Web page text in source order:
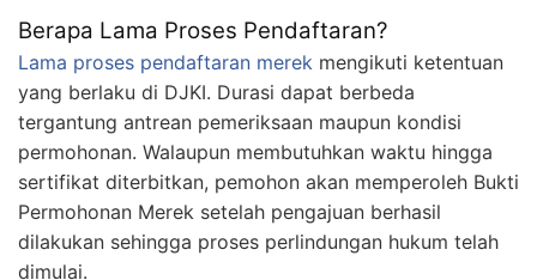
Berapa Lama Proses Pendaftaran?
Lama proses pendaftaran merek mengikuti ketentuan
yang berlaku di DJKI. Durasi dapat berbeda
tergantung antrean pemeriksaan maupun kondisi
permohonan. Walaupun membutuhkan waktu hingga
sertifikat diterbitkan, pemohon akan memperoleh Bukti
Permohonan Merek setelah pengajuan berhasil
dilakukan sehingga proses perlindungan hukum telah
dimulai.